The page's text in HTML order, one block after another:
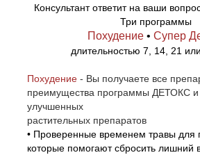
Консультант ответит на ваши
Три программы
Похудение • Супер
длительностью 7, 14, 21
Похудение - Вы получаете все
преимущества программы ДЕТОКС
улучшенных
растительных препаратов
• Проверенные временем травы для
которые помогают сбросить лишний